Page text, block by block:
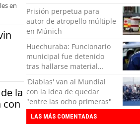
en
la
con
Prisión perpetua para
autor de atropello múltiple
en Múnich
Huechuraba: Funcionario
municipal fue detenido
tras hallarse material
pornográfico infantil en su
computador
'Diablas' van al Mundial
con la idea de quedar
"entre las ocho primeras"
LAS MÁS COMENTADAS